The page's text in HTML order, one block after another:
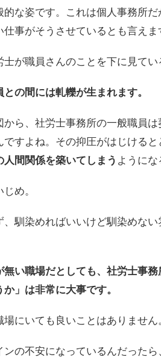
な姿です。これは個人事務所
事がそうさせているとも言えま
が職員さんのことを下に見てい
の間には軋轢が生まれます。
ら、社労士事務所の一般職員
すよね。その抑圧がはじけると
間関係を築いてしまう ようにな
め。
馴染めればいいけど馴染めな
い職場だとしても、社労士事
」は非常に大事です。
にいても良いことはありません
の不安になっているんだった